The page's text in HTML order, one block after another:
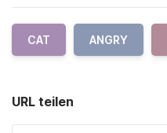
CAT ANGRY
URL teilen